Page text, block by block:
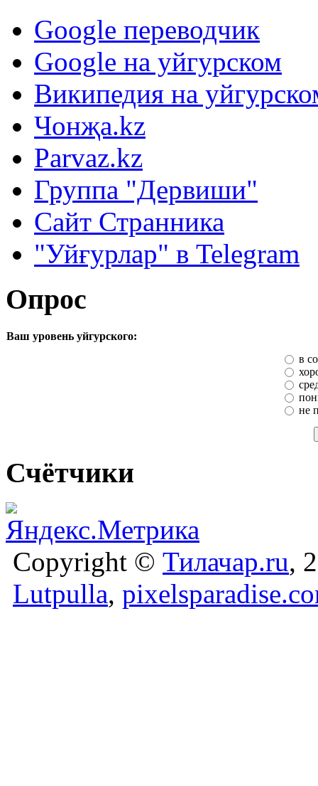
Google переводчик
Google на уйгурском
Википедия на
Чонҗа.kz
Parvaz.kz
Группа "Дервиши"
Сайт Странника
"Уйғурлар" в Telegram
Опрос
Ваш уровень уйгурского:
в
не
Счётчики
Copyright © Тилачар.ru,
Lutpulla,